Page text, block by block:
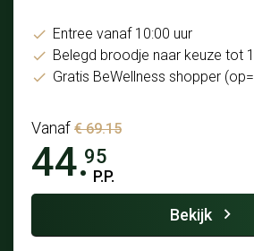
Entree vanaf 10:00 uur
Belegd broodje naar keuze tot
Gratis BeWellness shopper
Vanaf € 69.15
44.95
P.P.
Bekijk